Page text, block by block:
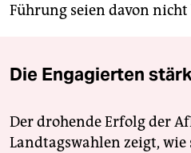
Führung seien davon
Die Engagierten
Der drohende Erfolg der
Landtagswahlen zeigt,